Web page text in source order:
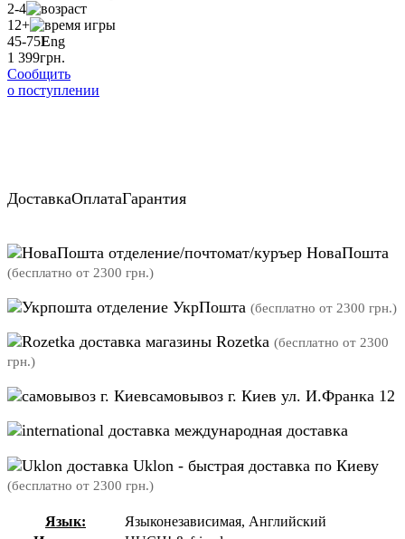
2-4
12+
45-75Eng
1 399грн.
Сообщить
о поступлении
ДоставкаОплатаГарантия
отделение/почтомат/куръер НоваПошта
(бесплатно от 2300 грн.)
отделение УкрПошта (бесплатно от 2300 грн.)
магазины Rozetka (бесплатно от 2300
грн.)
самовывоз г. Киев ул. И.Франка 12
международная доставка
Uklon - быстрая доставка по Киеву
(бесплатно от 2300 грн.)
Язык:
Языконезависимая, Английский